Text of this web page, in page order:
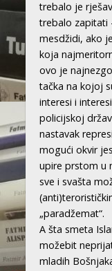
trebalo je
trebalo zapitati
mesdžidi, ako
koja
ovo je
tačka na kojoj
interesi i
policijskoj
nastavak
mogući okvir
upire prstom u
sve i svašta
„paradžemat“.
A šta smeta
možebit
mladih